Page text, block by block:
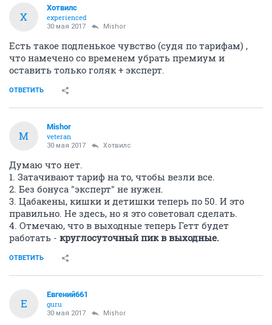
Х
Хотвилс
experienced
30 мая 2017 Mishor
Есть такое подленькое чувство (судя по тарифам) ,
что намечено со временем убрать премиум и
оставить только голяк + эксперт.
ОТВЕТИТЬ
M
Mishor
veteran
30 мая 2017 Хотвилс
Думаю что нет.
1. Затачивают тариф на то, чтобы везли все.
2. Без бонуса "эксперт" не нужен.
3. Цабакены, кишки и детишки теперь по 50. И это
правильно. Не здесь, но я это советовал сделать.
4. Отмечаю, что в выходные теперь Гетт будет
работать - круглосуточный пик в выходные.
ОТВЕТИТЬ
Е
Евгений661
guru
30 мая 2017 Mishor